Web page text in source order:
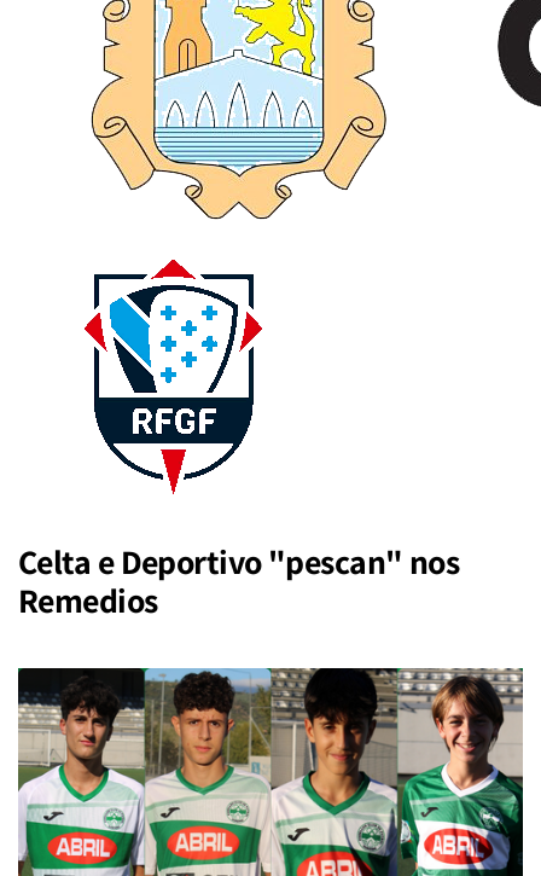
Celta e Deportivo "pescan" nos
Remedios